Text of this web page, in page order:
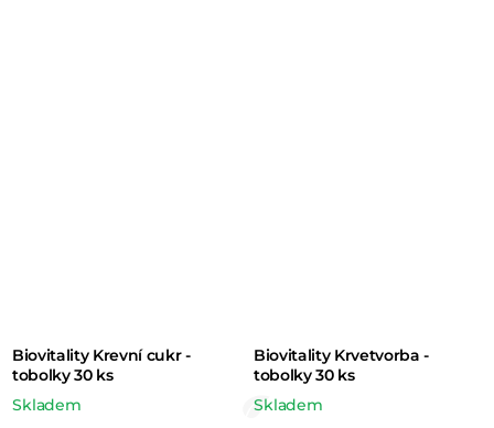
Biovitality Krevní cukr -
tobolky 30 ks
Skladem
Biovitality Krvetvorba -
tobolky 30 ks
Skladem